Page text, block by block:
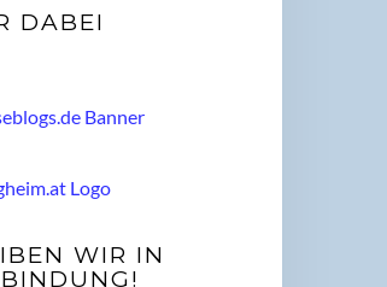
DABEI
WIR IN